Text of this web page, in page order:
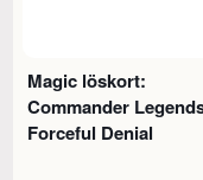
Magic löskort:
Commander
Forceful Denial